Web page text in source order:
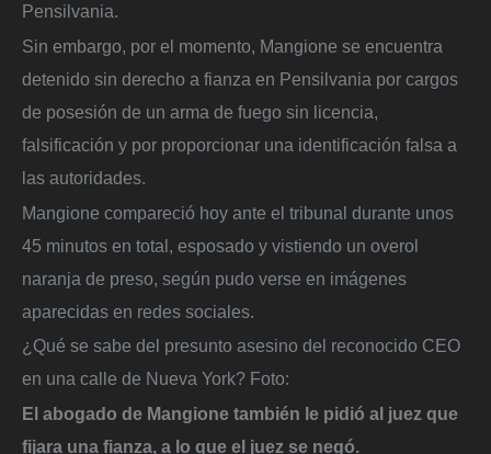
Pensilvania.
Sin embargo, por el momento, Mangione se encuentra
detenido sin derecho a fianza en Pensilvania por cargos
de posesión de un arma de fuego sin licencia,
falsificación y por proporcionar una identificación falsa a
las autoridades.
Mangione compareció hoy ante el tribunal durante unos
45 minutos en total, esposado y vistiendo un overol
naranja de preso, según pudo verse en imágenes
aparecidas en redes sociales.
¿Qué se sabe del presunto asesino del reconocido CEO
en una calle de Nueva York? Foto:
El abogado de Mangione también le pidió al juez que
fijara una fianza, a lo que el juez se negó.